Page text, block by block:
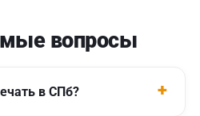
вопросы
в СПб?